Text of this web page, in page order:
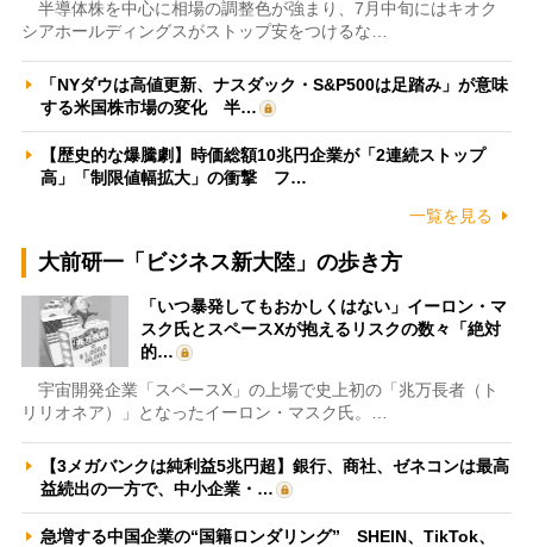
半導体株を中心に相場の調整色が強まり、7月中旬にはキオク
シアホールディングスがストップ安をつけるな…
「NYダウは高値更新、ナスダック・S&P500は足踏み」が意味
する米国株市場の変化 半…
【歴史的な爆騰劇】時価総額10兆円企業が「2連続ストップ
高」「制限値幅拡大」の衝撃 フ…
一覧を見る
大前研一「ビジネス新大陸」の歩き方
「いつ暴発してもおかしくはない」イーロン・マ
スク氏とスペースXが抱えるリスクの数々「絶対
的…
宇宙開発企業「スペースX」の上場で史上初の「兆万長者（ト
リリオネア）」となったイーロン・マスク氏。…
【3メガバンクは純利益5兆円超】銀行、商社、ゼネコンは最高
益続出の一方で、中小企業・…
急増する中国企業の“国籍ロンダリング” SHEIN、TikTok、